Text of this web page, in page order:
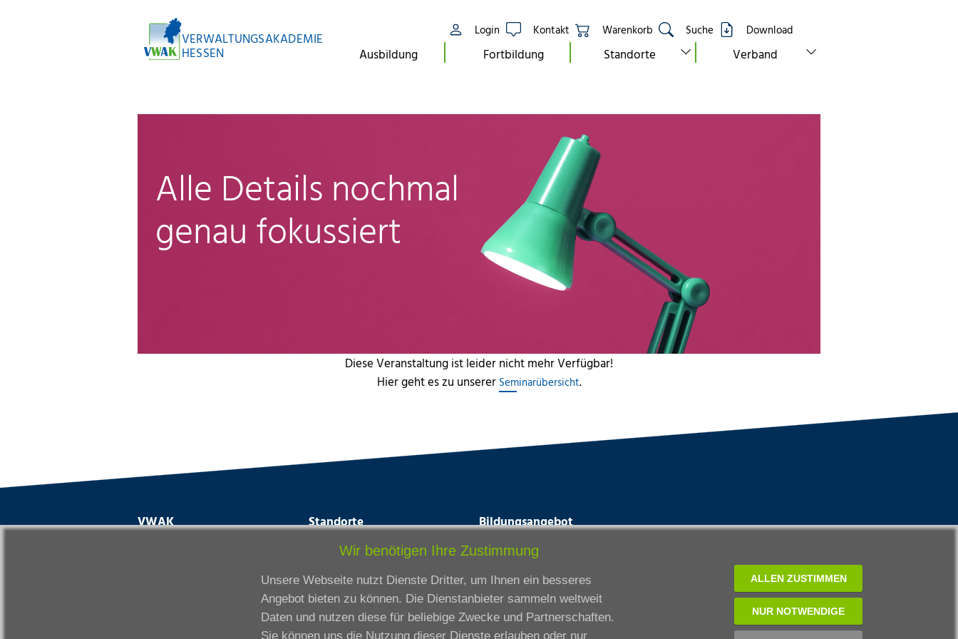
VERWALTUNGSAKADEMIE
HESSEN
Login Kontakt Warenkorb Suche Download
Ausbildung Fortbildung Standorte show submenu for “standorte”
Verband show submenu for “verband”
Alle Details nochmal
genau fokussiert
Diese Veranstaltung ist leider nicht mehr Verfügbar!
Hier geht es zu unserer Seminarübersicht.
VWAK Standorte
Darmstadt
Fulda
Gießen
Kassel
Bildungsangebot
Ausbildung
Fortbildung
Wir benötigen Ihre Zustimmung
Unsere Webseite nutzt Dienste Dritter, um Ihnen ein besseres
Angebot bieten zu können. Die Dienstanbieter sammeln weltweit
Daten und nutzen diese für beliebige Zwecke und Partnerschaften.
Sie können uns die Nutzung dieser Dienste erlauben oder nur
ALLEN ZUSTIMMEN
NUR NOTWENDIGE